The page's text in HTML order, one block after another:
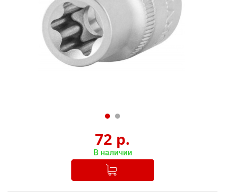
72 р.
В наличии
Добавлено в корзину